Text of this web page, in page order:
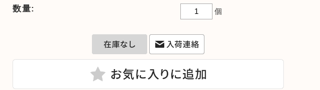
よくあるご質問
お問合せ
数量: 個